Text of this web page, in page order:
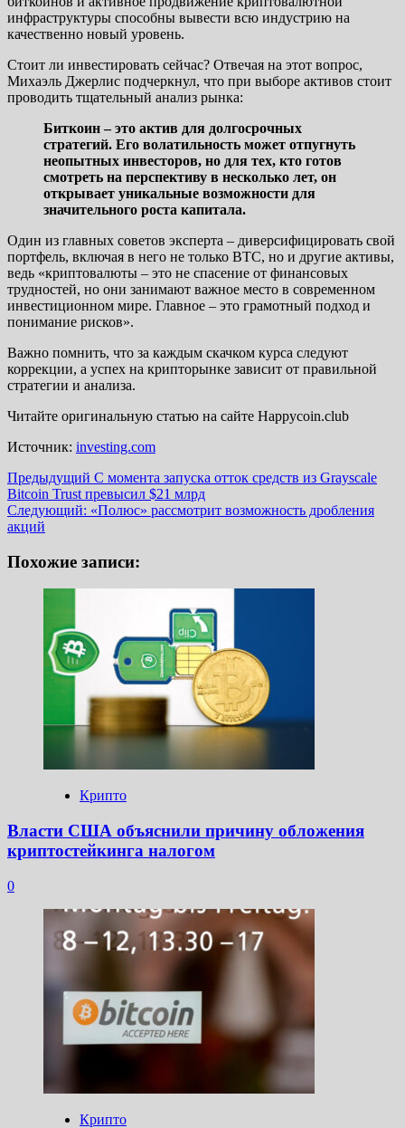
инфраструктуры способны вывести всю индустрию на
качественно новый уровень.
Стоит ли инвестировать сейчас? Отвечая на этот вопрос,
Михаэль Джерлис подчеркнул, что при выборе активов стоит
проводить тщательный анализ рынка:
Биткоин – это актив для долгосрочных
стратегий. Его волатильность может отпугнуть
неопытных инвесторов, но для тех, кто готов
смотреть на перспективу в несколько лет, он
открывает уникальные возможности для
значительного роста капитала.
Один из главных советов эксперта – диверсифицировать свой
портфель, включая в него не только BTC, но и другие активы,
ведь «криптовалюты – это не спасение от финансовых
трудностей, но они занимают важное место в современном
инвестиционном мире. Главное – это грамотный подход и
понимание рисков».
Важно помнить, что за каждым скачком курса следуют
коррекции, а успех на крипторынке зависит от правильной
стратегии и анализа.
Читайте оригинальную статью на сайте Happycoin.club
Источник: investing.com
Навигация
записи
Предыдущий С момента запуска отток средств из Grayscale
Bitcoin Trust превысил $21 млрд
Следующий: «Полюс» рассмотрит возможность дробления
акций
Похожие записи:
Крипто
Власти США объяснили причину обложения
криптостейкинга налогом
0
Крипто